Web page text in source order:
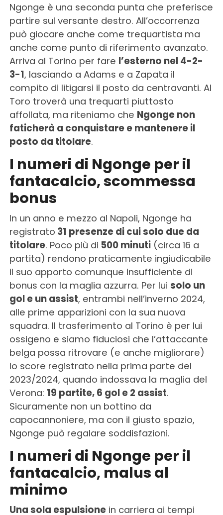
Ngonge è una seconda punta che preferisce
partire sul versante destro. All’occorrenza
può giocare anche come trequartista ma
anche come punto di riferimento avanzato.
Arriva al Torino per fare l’esterno nel 4-2-
3-1, lasciando a Adams e a Zapata il
compito di litigarsi il posto da centravanti. Al
Toro troverà una trequarti piuttosto
affollata, ma riteniamo che Ngonge non
faticherà a conquistare e mantenere il
posto da titolare.
I numeri di Ngonge per il
fantacalcio, scommessa
bonus
In un anno e mezzo al Napoli, Ngonge ha
registrato 31 presenze di cui solo due da
titolare. Poco più di 500 minuti(circa 16 a
partita) rendono praticamente ingiudicabile
il suo apporto comunque insufficiente di
bonus con la maglia azzurra. Per lui solo un
gol e un assist, entrambi nell’inverno 2024,
alle prime apparizioni con la sua nuova
squadra. Il trasferimento al Torino è per lui
ossigeno e siamo fiduciosi che l’attaccante
belga possa ritrovare (e anche migliorare)
lo score registrato nella prima parte del
2023/2024, quando indossava la maglia del
Verona: 19 partite, 6 gol e 2 assist.
Sicuramente non un bottino da
capocannoniere, ma con il giusto spazio,
Ngonge può regalare soddisfazioni.
I numeri di Ngonge per il
fantacalcio, malus al
minimo
Una sola espulsionein carriera ai tempi